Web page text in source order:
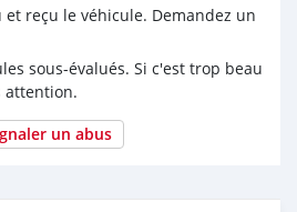
et reçu le véhicule. Demandez un
sous-évalués. Si c'est trop beau
attention.
un abus